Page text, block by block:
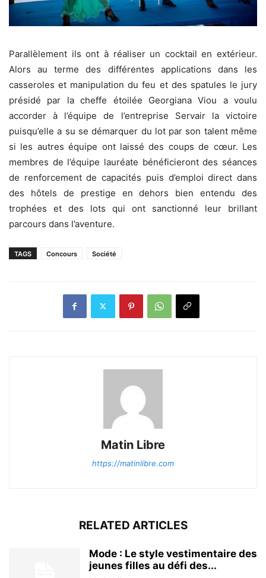
Parallèlement ils ont à réaliser un cocktail en extérieur.
Alors au terme des différentes applications dans les
casseroles et manipulation du feu et des spatules le jury
présidé par la cheffe étoilée Georgiana Viou a voulu
accorder à l’équipe de l’entreprise Servair la victoire
puisqu’elle a su se démarquer du lot par son talent même
si les autres équipe ont laissé des coups de cœur. Les
membres de l’équipe lauréate bénéficieront des séances
de renforcement de capacités puis d’emploi direct dans
des hôtels de prestige en dehors bien entendu des
trophées et des lots qui ont sanctionné leur brillant
parcours dans l’aventure.
TAGS Concours Société
Matin Libre
https://matinlibre.com
RELATED ARTICLES
Mode : Le style vestimentaire des
jeunes filles au défi des...